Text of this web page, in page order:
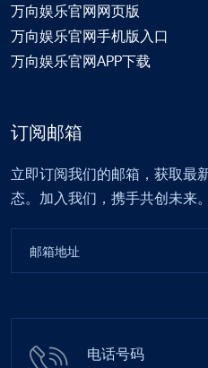
万向娱乐官网网页版
万向娱乐官网手机版入口
万向娱乐官网APP下载
订阅邮箱
立即订阅我们的邮箱，获取最
态。加入我们，携手共创未来。
电话号码